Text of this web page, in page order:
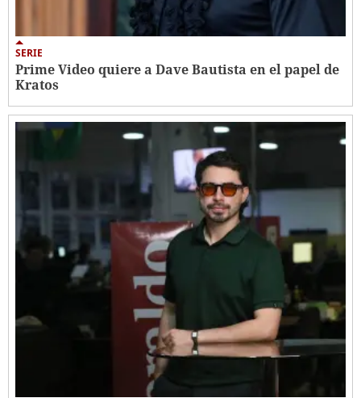
SERIE
Prime Video quiere a Dave Bautista en el papel de
Kratos